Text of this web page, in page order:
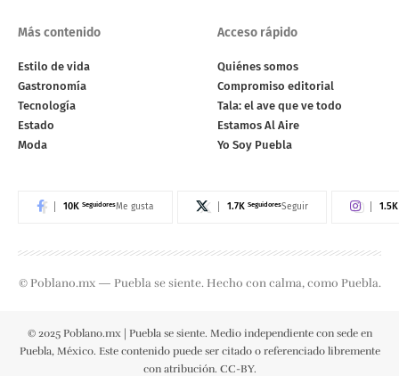
Más contenido
Estilo de vida
Gastronomía
Tecnología
Estado
Moda
Acceso rápido
Quiénes somos
Compromiso editorial
Tala: el ave que ve todo
Estamos Al Aire
Yo Soy Puebla
10K SeguidoresMe gusta 1.7K SeguidoresSeguir 1.5K
© Poblano.mx — Puebla se siente. Hecho con calma, como Puebla.
© 2025 Poblano.mx | Puebla se siente. Medio independiente con sede en
Puebla, México. Este contenido puede ser citado o referenciado libremente
con atribución. CC-BY.